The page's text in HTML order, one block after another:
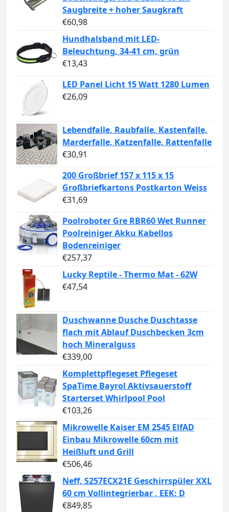
Saugbreite + hoher Saugkraft
€60,98
Hundhalsband mit LED-
Beleuchtung, 34-41 cm, grün
€13,43
LED Panel Licht 15 Watt 1280 Lumen
€26,09
Lebendfalle, Raubfalle, Kastenfalle,
Marderfalle, Katzenfalle, Rattenfalle
€30,91
200 Großbrief 157 x 115 x 15
Großbriefkartons Postkarton Weiss
€31,69
Poolroboter Gre RBR60 Wet Runner
Poolreiniger Akku Kabellos
Bodenreiniger
€257,37
Lucky Reptile - Thermo Mat - 62W
€47,54
Duschwanne Dusche Duschtasse
flach mit Ablauf Duschbecken 3cm
hoch Mineralguss
€339,00
Komplettpflegeset Pflegeset
SpaTime Bayrol Aktivsauerstoff
Starterset Whirlpool Pool
€103,26
Mikrowelle Kaiser EM 2545 ElfAD
Einbau Mikrowelle 60cm mit
Heißluft und Grill
€506,46
Neff, S257ECX21E Geschirrspüler XXL
60 cm Vollintegrierbar , EEK: D
€849,85